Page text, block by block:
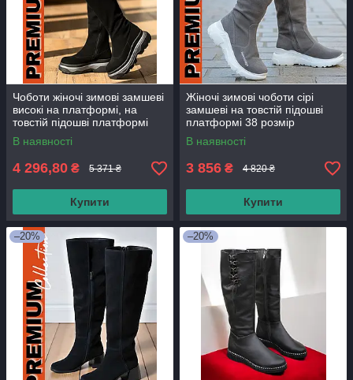
Чоботи жіночі зимові замшеві
високі на платформі, на
товстій підошві платформі
36-37 розмір
В наявності
4 296,80 ₴ 5 371 ₴
Купити
Жіночі зимові чоботи сірі
замшеві на товстій підошві
платформі 38 розмір
В наявності
3 856 ₴ 4 820 ₴
Купити
–20% –20%